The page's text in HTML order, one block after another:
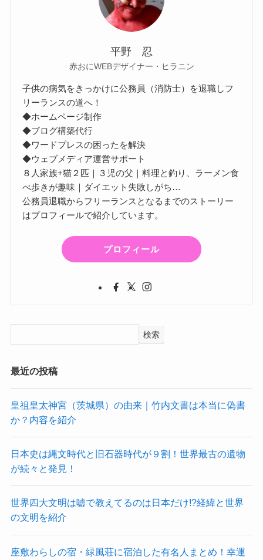
平野 忍
赤おにWEBデザイナー・ヒラニン
子供の病気をきっかけに公務員（消防士）を退職しフ
リーランスの道へ！
◆ホームページ制作
◆ブログ構築代行
◆ワードプレスの困ったを解決
◆ウェブメディア運営サポート
８人家族+猫２匹｜３児の父｜料理と釣り、ラーメン食
べ歩きが趣味｜ダイエット失敗しがち…
公務員退職からフリーランスとなるまでのストーリー
はプロフィールで紹介しています。
プロフィール
検索
最近の投稿
皇祖皇太神宮（茨城県）の由来｜竹内文書は本当に偽書
か？内容を紹介
日本史は縄文時代と旧石器時代が９割！世界最古の遺物
が続々と発見！
世界四大文明は嘘で教えてるのは日本だけ!?経緯と世界
の文明を紹介
座敷わらしの宿・緑風荘に宿泊した有名人まとめ！幸運